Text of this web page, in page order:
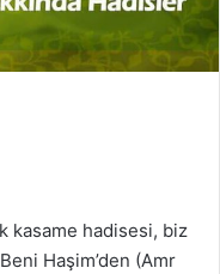
kasame hadisesi, biz
Haşim’den (Amr